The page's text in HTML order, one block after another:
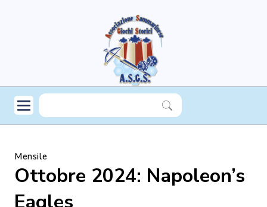
Mensile
Ottobre 2024: Napoleon’s
Eagles